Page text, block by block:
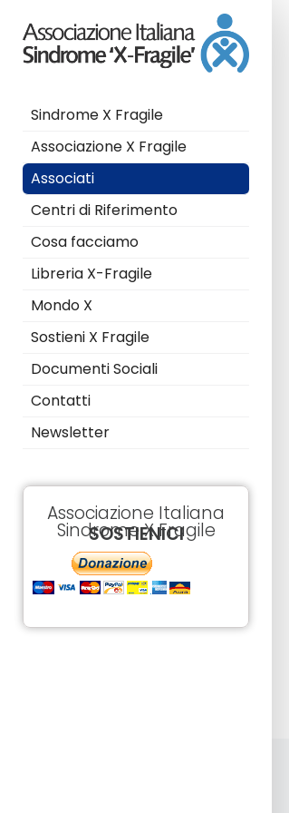
Sindrome X Fragile
Associazione X Fragile
Associati
Centri di Riferimento
Cosa facciamo
Libreria X-Fragile
Mondo X
Sostieni X Fragile
Documenti Sociali
Contatti
Newsletter
Associazione Italiana
Sindrome X Fragile
SOSTIENICI